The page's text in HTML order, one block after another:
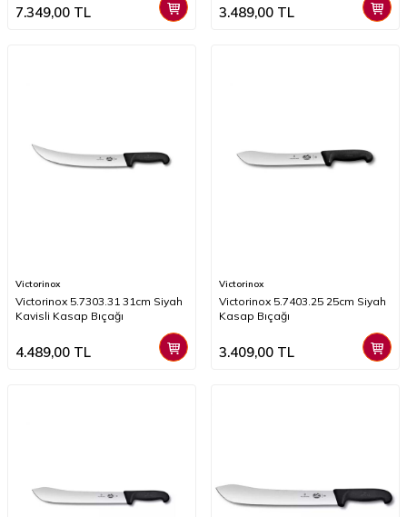
7.349,00 TL 3.489,00 TL
Victorinox
Victorinox 5.7303.31 31cm Siyah
Kavisli Kasap Bıçağı
4.489,00 TL
Victorinox
Victorinox 5.7403.25 25cm Siyah
Kasap Bıçağı
3.409,00 TL